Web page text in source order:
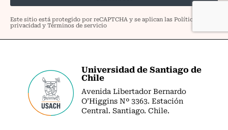
Universidad de Santiago de
Chile
Avenida Libertador Bernardo
O’Higgins Nº 3363. Estación
Central. Santiago. Chile.